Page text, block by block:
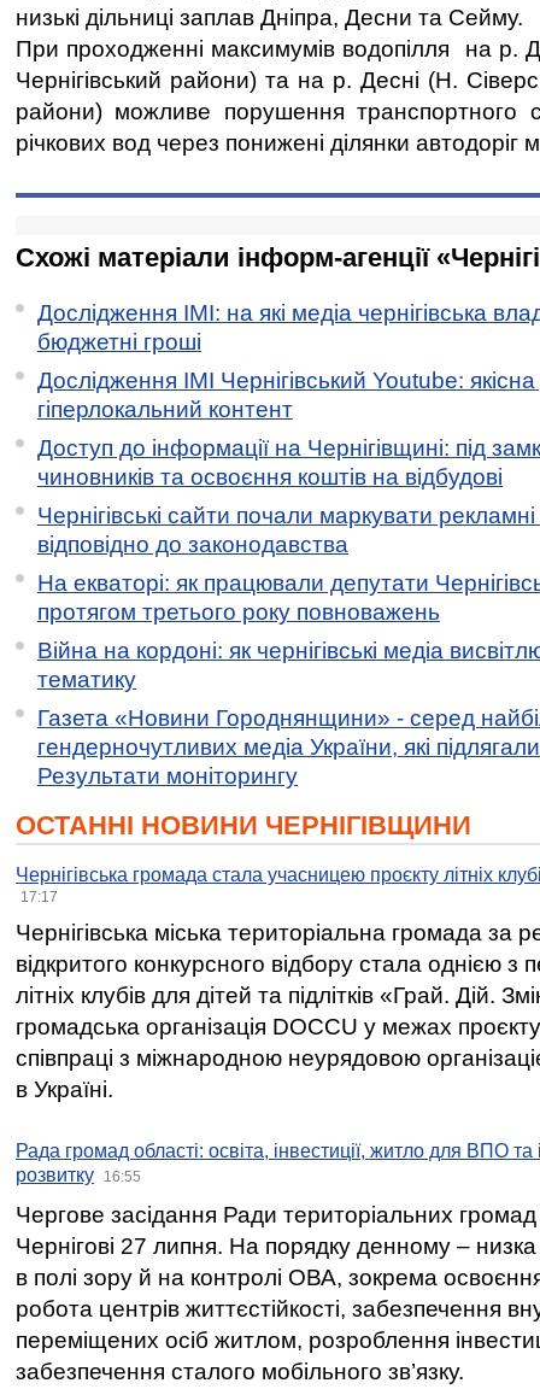
низькі дільниці заплав Дніпра, Десни та
При проходженні максимумів водопілля на р.
Чернігівський райони) та на р. Десні (Н.
райони) можливе порушення транспортного
річкових вод через понижені ділянки автодоріг
Схожі матеріали інформ-агенції
Дослідження ІМІ: на які медіа чернігівська
бюджетні гроші
Дослідження ІМІ Чернігівський Youtube:
гіперлокальний контент
Доступ до інформації на Чернігівщині: під
чиновників та освоєння коштів на відбудові
Чернігівські сайти почали маркувати
відповідно до законодавства
На екваторі: як працювали депутати
протягом третього року повноважень
Війна на кордоні: як чернігівські медіа
тематику
Газета «Новини Городнянщини» - серед
гендерночутливих медіа України, які
Результати моніторингу
ОСТАННІ НОВИНИ ЧЕРНІГІВЩИНИ
Чернігівська громада стала учасницею проєкту літніх
17:17
Чернігівська міська територіальна громада за
відкритого конкурсного відбору стала однією
літніх клубів для дітей та підлітків «Грай. Дій.
громадська організація DOCCU у межах
співпраці з міжнародною неурядовою
в Україні.
Рада громад області: освіта, інвестиції, житло для ВПО
розвитку
16:55
Чергове засідання Ради територіальних громад
Чернігові 27 липня. На порядку денному –
в полі зору й на контролі ОВА, зокрема освоєння
робота центрів життєстійкості, забезпечення
переміщених осіб житлом, розроблення
забезпечення сталого мобільного зв’язку.